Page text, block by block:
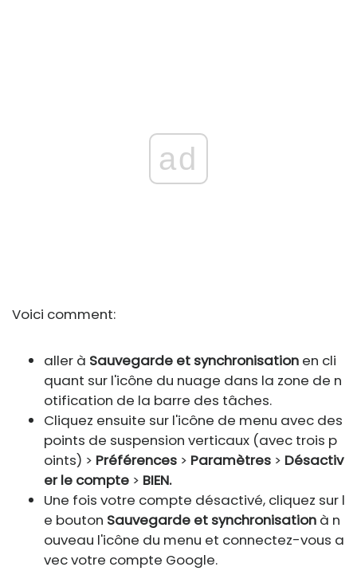
ad
Voici comment:
aller à Sauvegarde et synchronisation en cli
quant sur l'icône du nuage dans la zone de n
otification de la barre des tâches.
Cliquez ensuite sur l'icône de menu avec des
points de suspension verticaux (avec trois p
oints) > Préférences > Paramètres > Désactiv
er le compte > BIEN.
Une fois votre compte désactivé, cliquez sur l
e bouton Sauvegarde et synchronisation à n
ouveau l'icône du menu et connectez-vous a
vec votre compte Google.